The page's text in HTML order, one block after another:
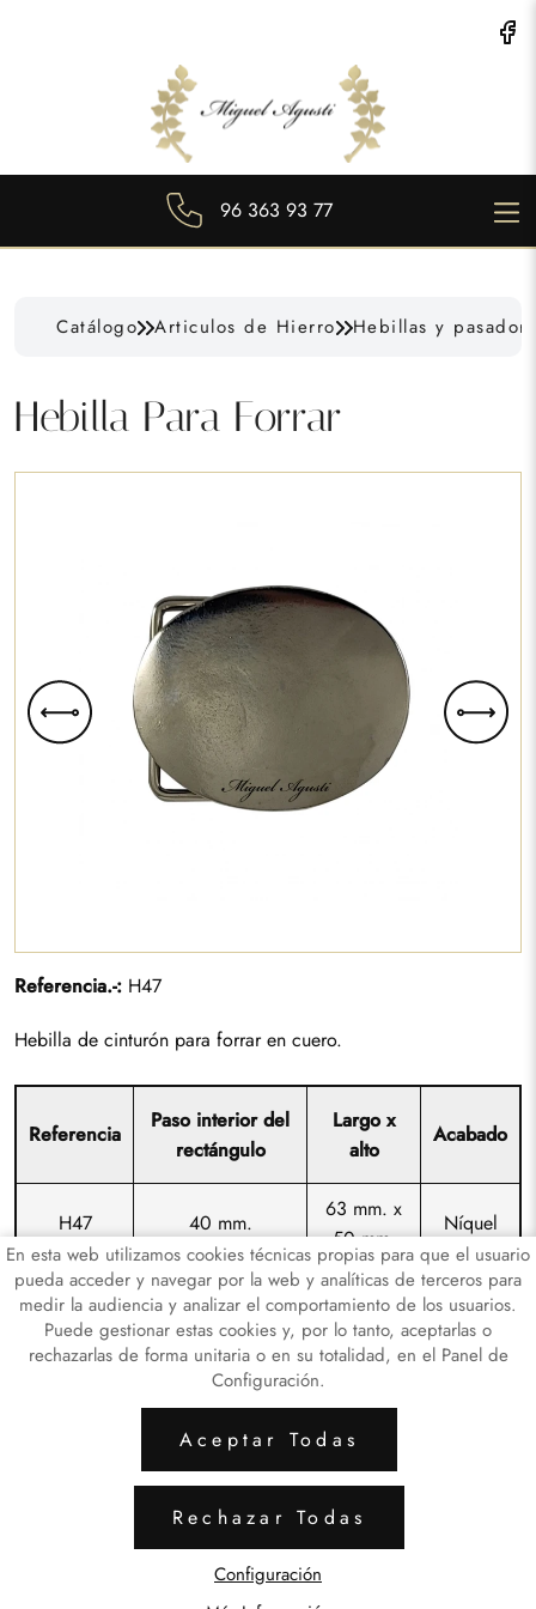
96 363 93 77
Catálogo Articulos de Hierro Hebillas y
Hebilla Para Forrar
Referencia.-: H47
Hebilla de cinturón para forrar en cuero.
Referencia
Paso interior del
rectángulo
Largo x
alto
Acabado
H47 40 mm.
63 mm. x
50 mm.
Níquel
En esta web utilizamos cookies técnicas propias para que el usuario
pueda acceder y navegar por la web y analíticas de terceros para
medir la audiencia y analizar el comportamiento de los usuarios.
Puede gestionar estas cookies y, por lo tanto, aceptarlas o
rechazarlas de forma unitaria o en su totalidad, en el Panel de
Configuración.
Aceptar Todas
Rechazar Todas
Configuración
ARTICULOS LATÓN ARTICULOS DE
Aviso Legal
Política de Privacidad de Datos
Política de Cookies
Configuración de Cookies
© 2024 - Diseño y programación por